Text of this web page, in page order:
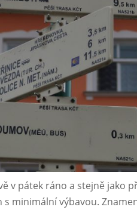
v pátek ráno a stejně jako
minimální výbavou.